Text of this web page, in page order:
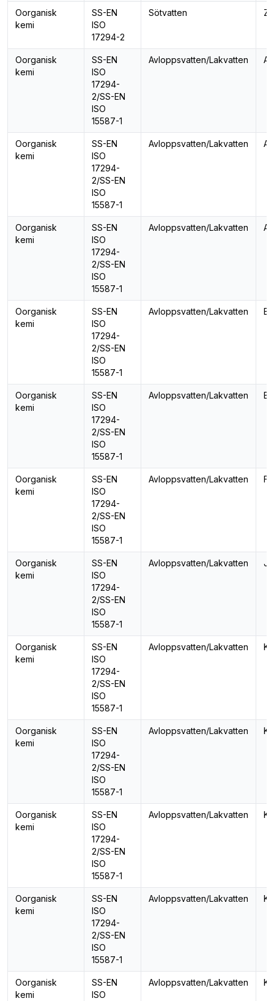
Oorganisk
kemi
SS-EN
ISO
17294-2
Sötvatten
Oorganisk
kemi
SS-EN
ISO
17294-
2/SS-EN
ISO
15587-1
Avloppsvatten/Lakvatten
Oorganisk
kemi
SS-EN
ISO
17294-
2/SS-EN
ISO
15587-1
Avloppsvatten/Lakvatten
Oorganisk
kemi
SS-EN
ISO
17294-
2/SS-EN
ISO
15587-1
Avloppsvatten/Lakvatten
Oorganisk
kemi
SS-EN
ISO
17294-
2/SS-EN
ISO
15587-1
Avloppsvatten/Lakvatten
Oorganisk
kemi
SS-EN
ISO
17294-
2/SS-EN
ISO
15587-1
Avloppsvatten/Lakvatten
Oorganisk
kemi
SS-EN
ISO
17294-
2/SS-EN
ISO
15587-1
Avloppsvatten/Lakvatten
Oorganisk
kemi
SS-EN
ISO
17294-
2/SS-EN
ISO
15587-1
Avloppsvatten/Lakvatten
Oorganisk
kemi
SS-EN
ISO
17294-
2/SS-EN
ISO
15587-1
Avloppsvatten/Lakvatten
Oorganisk
kemi
SS-EN
ISO
17294-
2/SS-EN
ISO
15587-1
Avloppsvatten/Lakvatten
Oorganisk
kemi
SS-EN
ISO
17294-
2/SS-EN
ISO
15587-1
Avloppsvatten/Lakvatten
Oorganisk
kemi
SS-EN
ISO
17294-
2/SS-EN
ISO
15587-1
Avloppsvatten/Lakvatten
Oorganisk
kemi
SS-EN
ISO
Avloppsvatten/Lakvatten